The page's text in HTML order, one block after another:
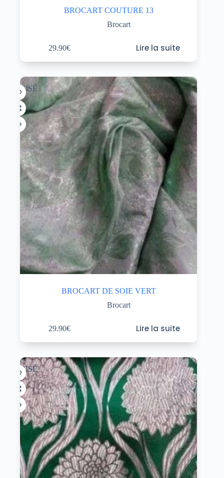
BROCART COUTURE 13
Brocart
29.90€ Lire la suite
ÉPUISÉ
BROCART DE SOIE VERT
Brocart
29.90€ Lire la suite
ÉPUISÉ